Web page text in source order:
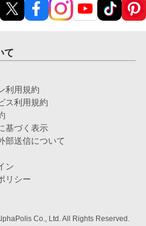
て
利用規約
ス利用規約
基づく表示
部送信について
ン
リシー
Co., Ltd. All Rights Reserved.